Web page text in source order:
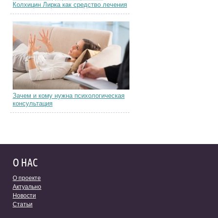
Колхицин Лирка как средство лечения
Зачем и кому нужна психологическая
консультация
О НАС
О проекте
Актуально
Новости
Статьи